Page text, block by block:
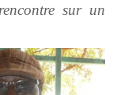
sur un